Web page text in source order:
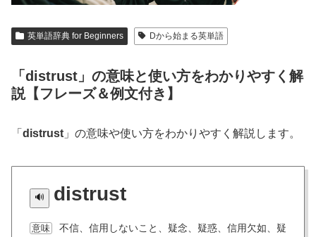
英単語辞典 for Beginners Dから始まる英単語
「distrust」の意味と使い方をわかりやすく解
説【フレーズ＆例文付き】
「 distrust 」の意味や使い方をわかりやすく解説します。
distrust
意味 不信、信用しないこと、疑念、疑惑、信用欠如、疑